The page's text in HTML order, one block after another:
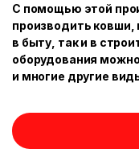
С помощью этой
производить ковши,
в быту, так и в
оборудования
и многие другие